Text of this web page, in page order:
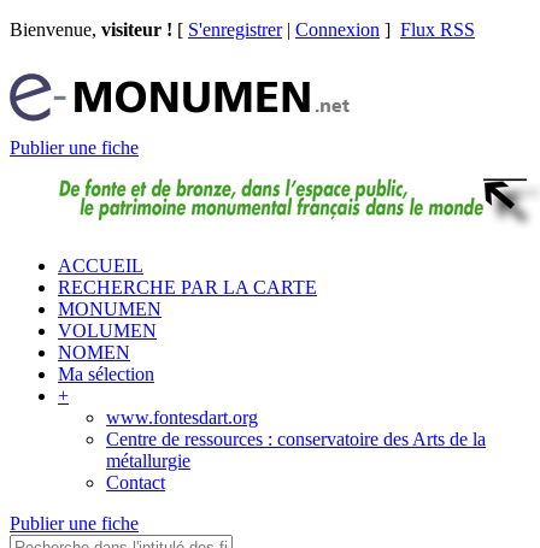
Bienvenue, visiteur ! [ S'enregistrer| Connexion ] Flux RSS
Publier une fiche
ACCUEIL
RECHERCHE PAR LA CARTE
MONUMEN
VOLUMEN
NOMEN
Ma sélection
+
www.fontesdart.org
Centre de ressources : conservatoire des Arts de la
métallurgie
Contact
Publier une fiche